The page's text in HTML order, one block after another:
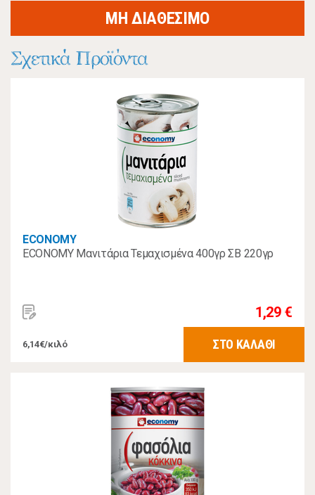
ΜΗ ΔΙΑΘΕΣΙΜΟ
Σχετικά Προϊόντα
ECONOMY
ECONOMY Μανιτάρια Τεμαχισμένα 400γρ ΣΒ 220γρ
1,29 €
6,14€/κιλό ΣΤΟ ΚΑΛΑΘΙ